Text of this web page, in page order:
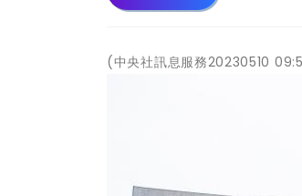
(中央社訊息服務20230510